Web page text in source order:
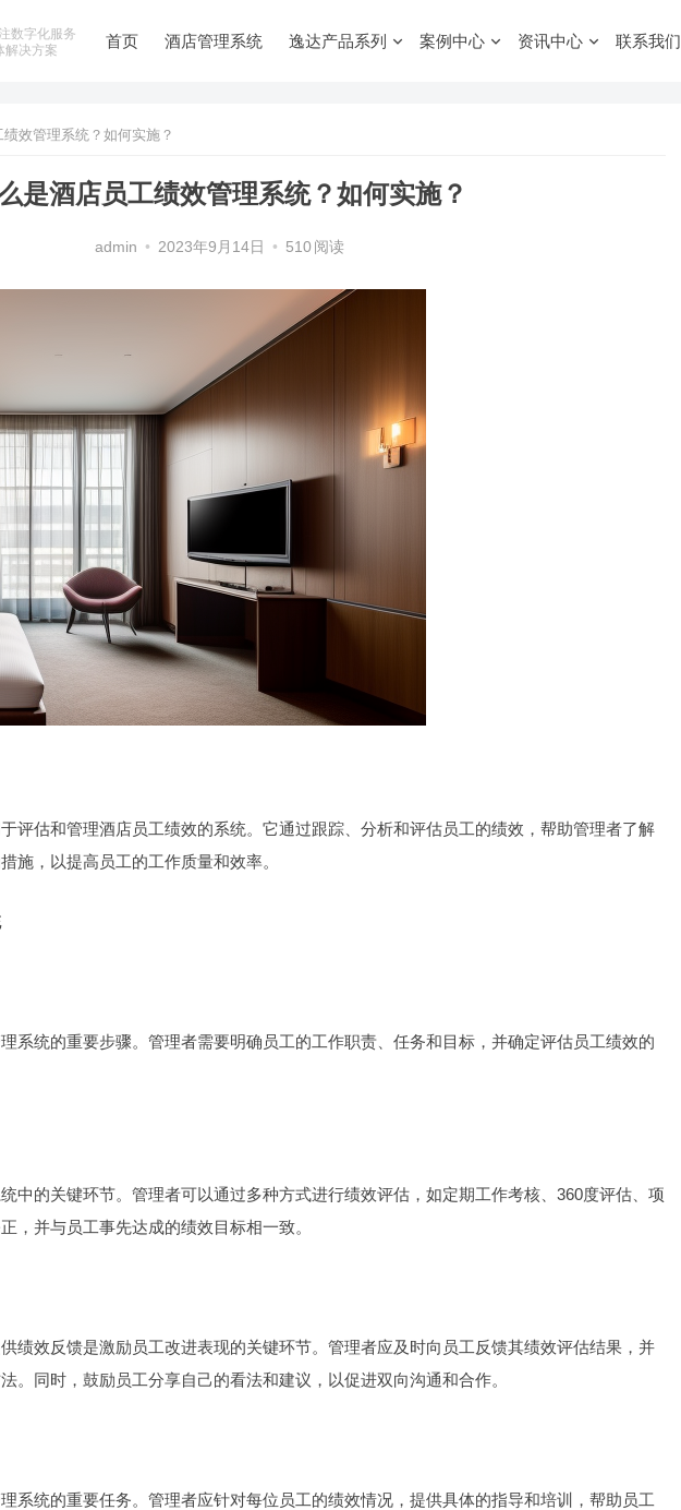
数字化服务
解决方案
首页 酒店管理系统 逸达产品系列 案例中心 资讯中心 联系我们
效管理系统？如何实施？
是酒店员工绩效管理系统？如何实施？
admin • 2023年9月14日 • 510 阅读
评估和管理酒店员工绩效的系统。它通过跟踪、分析和评估员工的绩效，帮助管理者了解
施，以提高员工的工作质量和效率。
系统的重要步骤。管理者需要明确员工的工作职责、任务和目标，并确定评估员工绩效的
中的关键环节。管理者可以通过多种方式进行绩效评估，如定期工作考核、360度评估、项
，并与员工事先达成的绩效目标相一致。
绩效反馈是激励员工改进表现的关键环节。管理者应及时向员工反馈其绩效评估结果，并
。同时，鼓励员工分享自己的看法和建议，以促进双向沟通和合作。
系统的重要任务。管理者应针对每位员工的绩效情况，提供具体的指导和培训，帮助员工